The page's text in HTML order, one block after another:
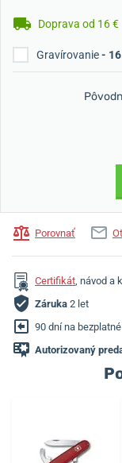
Doprava od 16 €
Gravírovanie-
Porovnať
Certifikát, návod a
Záruka 2 let
90 dní na bezplatné
Autorizovaný